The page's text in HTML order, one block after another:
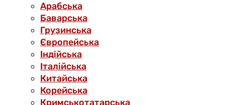
Арабська
Баварська
Грузинська
Європейська
Індійська
Італійська
Китайська
Корейська
Кримськотатарська